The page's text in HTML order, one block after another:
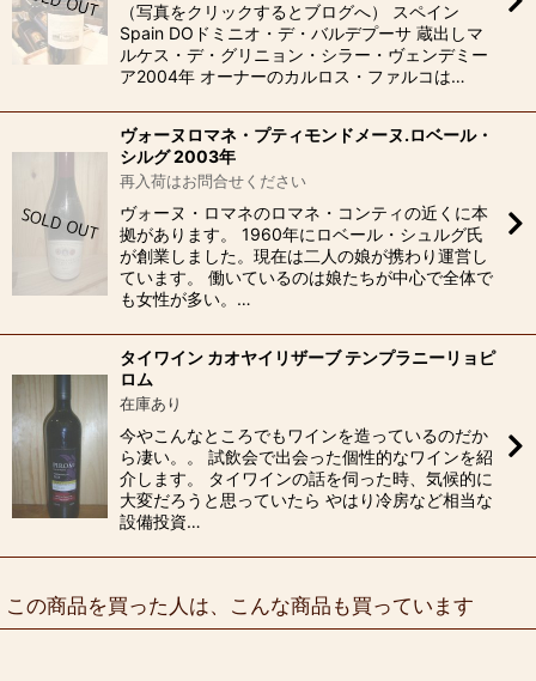
（写真をクリックするとブログへ） スペイン
Spain DOドミニオ・デ・バルデプーサ 蔵出しマ
ルケス・デ・グリニョン・シラー・ヴェンデミー
ア2004年 オーナーのカルロス・ファルコは…
ヴォーヌロマネ・プティモンドメーヌ.ロベール・
シルグ 2003年
再入荷はお問合せください
ヴォーヌ・ロマネのロマネ・コンティの近くに本
拠があります。 1960年にロベール・シュルグ氏
が創業しました。現在は二人の娘が携わり運営し
ています。 働いているのは娘たちが中心で全体で
も女性が多い。…
タイワイン カオヤイリザーブ テンプラニーリョピ
ロム
在庫あり
今やこんなところでもワインを造っているのだか
ら凄い。。 試飲会で出会った個性的なワインを紹
介します。 タイワインの話を伺った時、気候的に
大変だろうと思っていたら やはり冷房など相当な
設備投資…
この商品を買った人は、こんな商品も買っています